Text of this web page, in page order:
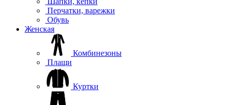
Перчатки, варежки
Обувь
Женская
Комбинезоны
Плащи
Куртки